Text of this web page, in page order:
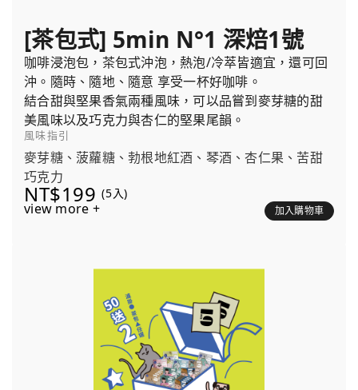
[茶包式] 5min N°1 深焙1號
咖啡浸泡包，茶包式沖泡，熱泡/冷萃皆適宜，還可回
沖。隨時、隨地、隨意 享受一杯好咖啡。
結合甜與堅果香氣兩種風味，可以品嘗到麥芽糖的甜
美風味以及巧克力與杏仁的堅果尾韻。
風味指引
麥芽糖、菠蘿糖、勃根地紅酒、琴酒、杏仁果、苦甜
巧克力
NT$199 (5入)
view more + 加入購物車